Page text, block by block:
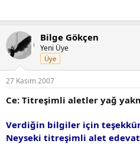
Bilge Gökçen
Yeni Üye
Üye
27 Kasım 2007
Ce: Titreşimli aletler yağ
Verdiğin bilgiler için
Neyseki titreşimli alet